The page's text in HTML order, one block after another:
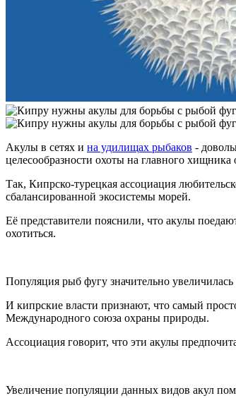
Акулы в сетях и на удилищах рыбаков -
целесообразности охоты на главного хищника
Так, Кипрско-турецкая ассоциация
сбалансированной экосистемы морей.
Её представители пояснили, что акулы
охотиться.
Популяция рыб фугу значительно
И кипрские власти признают, что самый
Международного союза охраны природы.
Ассоциация говорит, что эти акулы
Увеличение популяции данных видов акул